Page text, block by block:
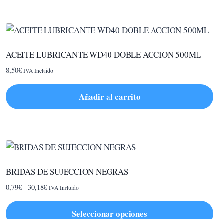
tiene
variantes.
opciones
se
pueden
la
de
producto
ACEITE LUBRICANTE WD40 DOBLE ACCION 500ML
8,50€ IVA Incluido
Añadir al carrito
BRIDAS DE SUJECCION NEGRAS
0,79€ - 30,18€Rango
IVA Incluido
Seleccionar opciones